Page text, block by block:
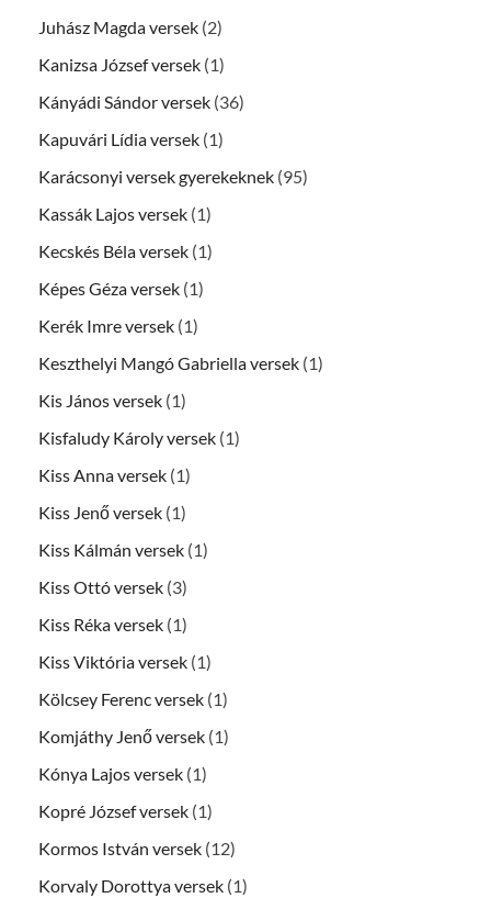
Juhász Magda versek (2)
Kanizsa József versek (1)
Kányádi Sándor versek (36)
Kapuvári Lídia versek (1)
Karácsonyi versek gyerekeknek (95)
Kassák Lajos versek (1)
Kecskés Béla versek (1)
Képes Géza versek (1)
Kerék Imre versek (1)
Keszthelyi Mangó Gabriella versek (1)
Kis János versek (1)
Kisfaludy Károly versek (1)
Kiss Anna versek (1)
Kiss Jenő versek (1)
Kiss Kálmán versek (1)
Kiss Ottó versek (3)
Kiss Réka versek (1)
Kiss Viktória versek (1)
Kölcsey Ferenc versek (1)
Komjáthy Jenő versek (1)
Kónya Lajos versek (1)
Kopré József versek (1)
Kormos István versek (12)
Korvaly Dorottya versek (1)